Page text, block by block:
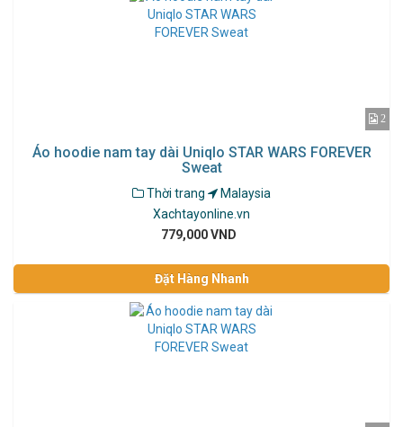
2
Áo hoodie nam tay dài Uniqlo STAR WARS FOREVER
Sweat
Thời trang
Malaysia
Xachtayonline.vn
779,000 VND
Đặt Hàng Nhanh